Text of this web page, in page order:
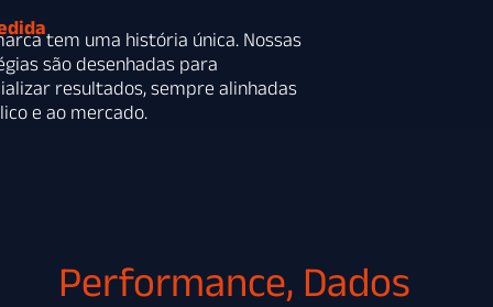
tem uma história única. Nossas
são desenhadas para
resultados, sempre alinhadas
e ao mercado.
Performance, Dados